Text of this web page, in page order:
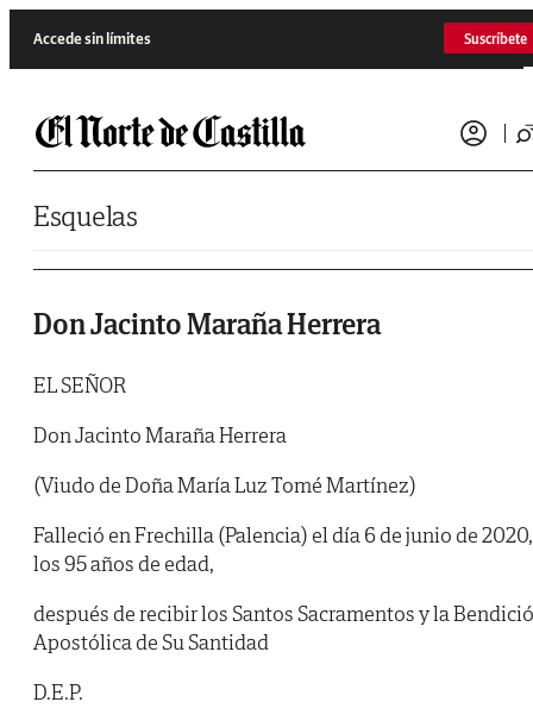
Accede sin límites Suscríbete
Esquelas
Don Jacinto Maraña Herrera
EL SEÑOR
Don Jacinto Maraña Herrera
(Viudo de Doña María Luz Tomé Martínez)
Falleció en Frechilla (Palencia) el día 6 de junio de
los 95 años de edad,
después de recibir los Santos Sacramentos y la
Apostólica de Su Santidad
D.E.P.